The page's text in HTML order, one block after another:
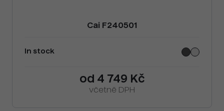
Cai F240501
In stock
od 4 749 Kč
včetně DPH